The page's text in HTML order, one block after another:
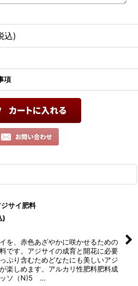
込)
項
サイ肥料
)
を、赤色あざやかに咲かせるための
です。アジサイの成育と開花に必要
ぷり含むためどなたにも美しいアジ
楽しめます。アルカリ性肥料肥料成
ッソ（N)5 …